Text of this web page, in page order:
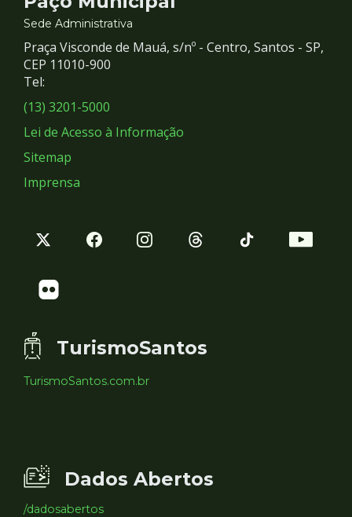
e
Redes
Sociais
Sede Administrativa
Praça Visconde de Mauá, s/nº - Centro, Santos - SP,
CEP 11010-900
Tel:
(13) 3201-5000
Lei de Acesso à Informação
Sitemap
Imprensa
TurismoSantos
TurismoSantos.com.br
Dados Abertos
/dadosabertos